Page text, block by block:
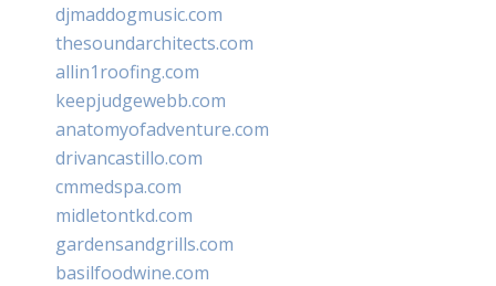
djmaddogmusic.com
thesoundarchitects.com
allin1roofing.com
keepjudgewebb.com
anatomyofadventure.com
drivancastillo.com
cmmedspa.com
midletontkd.com
gardensandgrills.com
basilfoodwine.com